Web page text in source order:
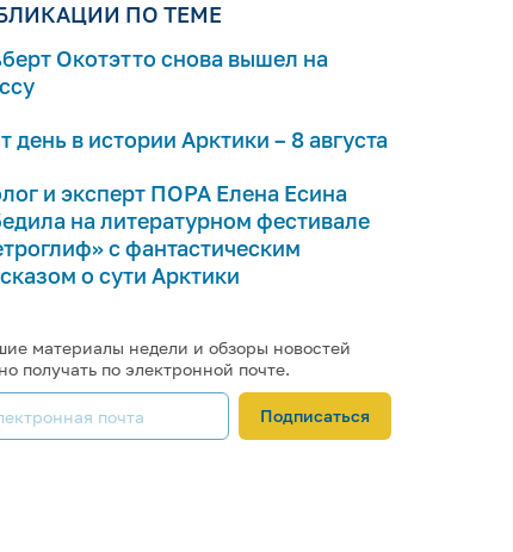
ПО ТЕМЕ
Окотэтто снова вышел на
день в истории Арктики – 8 августа
и эксперт ПОРА Елена Есина
на литературном фестивале
с фантастическим
о сути Арктики
материалы недели и обзоры новостей
получать по электронной почте.
Подписаться